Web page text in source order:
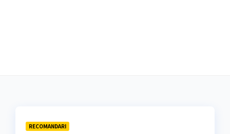
RECOMANDARI